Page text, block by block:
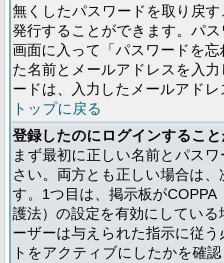
無くしたパスワードを取り戻
発行することができます。パ
画面に入って「パスワードを
た名前とメールアドレスを入
ードは、入力したメールアド
トップに戻る
登録したのにログインするこ
まず最初に正しい名前とパス
さい。両方とも正しい場合は
す。1つ目は、掲示板が
護法）の設定を有効にしてい
ーザーは与えられた指示に従
トをアクティブにしたかを確